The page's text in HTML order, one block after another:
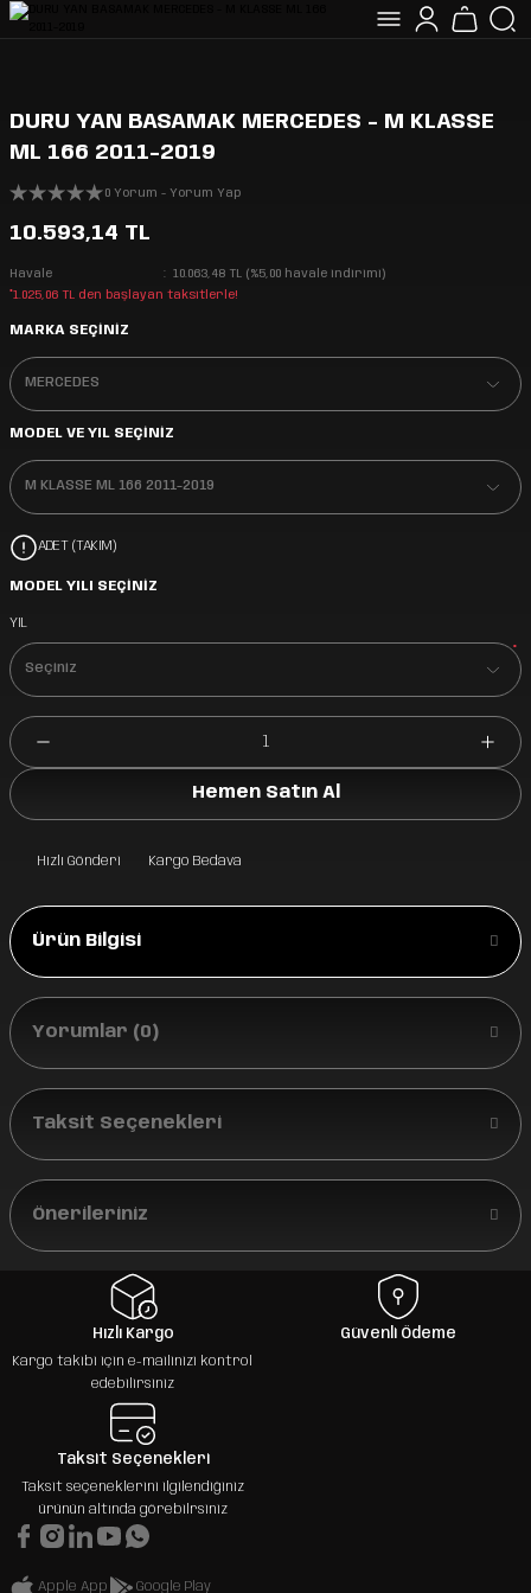
DURU YAN BASAMAK MERCEDES - M KLASSE
ML 166 2011-2019
0 Yorum - Yorum Yap
10.593,14 TL
Havale
10.063,48 TL (%5,00 havale indirimi)
*1.025,06 TL den başlayan taksitlerle!
MARKA SEÇİNİZ
MODEL VE YIL SEÇİNİZ
ADET (TAKIM)
MODEL YILI SEÇİNİZ
YIL
*
Hemen Satın Al
Hızlı Gönderi Kargo Bedava
Ürün Bilgisi
Yorumlar (0)
Taksit Seçenekleri
Önerileriniz
Hızlı Kargo
Kargo takibi için e-mailinizi kontrol
edebilirsiniz
Güvenli Ödeme
Taksit Seçenekleri
Taksit seçeneklerini ilgilendiğiniz
ürünün altında görebilrsiniz
Apple App Google Play